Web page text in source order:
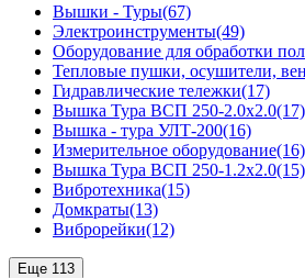
Вышки - Туры(67)
Электроинструменты(49)
Оборудование для обработки
Тепловые пушки, осушители,
Гидравлические тележки(17)
Вышка Тура ВСП 250-2.0x2.0(17)
Вышка - тура УЛТ-200(16)
Измерительное оборудование(16)
Вышка Тура ВСП 250-1.2x2.0(15)
Вибротехника(15)
Домкраты(13)
Виброрейки(12)
Еще 113